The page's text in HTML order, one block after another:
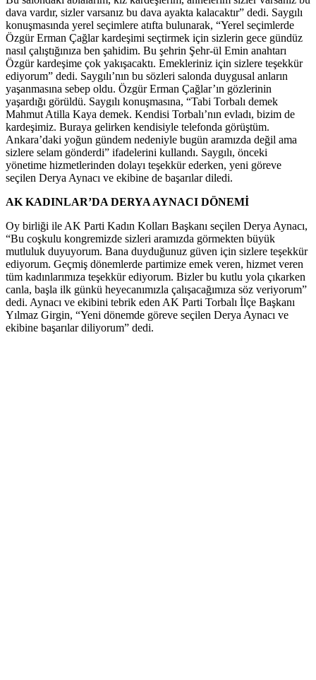
dava vardır, sizler varsanız bu dava ayakta kalacaktır” dedi. Saygılı
konuşmasında yerel seçimlere atıfta bulunarak, “Yerel seçimlerde
Özgür Erman Çağlar kardeşimi seçtirmek için sizlerin gece gündüz
nasıl çalıştığınıza ben şahidim. Bu şehrin Şehr-ül Emin anahtarı
Özgür kardeşime çok yakışacaktı. Emekleriniz için sizlere teşekkür
ediyorum” dedi. Saygılı’nın bu sözleri salonda duygusal anların
yaşanmasına sebep oldu. Özgür Erman Çağlar’ın gözlerinin
yaşardığı görüldü. Saygılı konuşmasına, “Tabi Torbalı demek
Mahmut Atilla Kaya demek. Kendisi Torbalı’nın evladı, bizim de
kardeşimiz. Buraya gelirken kendisiyle telefonda görüştüm.
Ankara’daki yoğun gündem nedeniyle bugün aramızda değil ama
sizlere selam gönderdi” ifadelerini kullandı. Saygılı, önceki
yönetime hizmetlerinden dolayı teşekkür ederken, yeni göreve
seçilen Derya Aynacı ve ekibine de başarılar diledi.
AK KADINLAR’DA DERYA AYNACI DÖNEMİ
Oy birliği ile AK Parti Kadın Kolları Başkanı seçilen Derya Aynacı,
“Bu coşkulu kongremizde sizleri aramızda görmekten büyük
mutluluk duyuyorum. Bana duyduğunuz güven için sizlere teşekkür
ediyorum. Geçmiş dönemlerde partimize emek veren, hizmet veren
tüm kadınlarımıza teşekkür ediyorum. Bizler bu kutlu yola çıkarken
canla, başla ilk günkü heyecanımızla çalışacağımıza söz veriyorum”
dedi. Aynacı ve ekibini tebrik eden AK Parti Torbalı İlçe Başkanı
Yılmaz Girgin, “Yeni dönemde göreve seçilen Derya Aynacı ve
ekibine başarılar diliyorum” dedi.